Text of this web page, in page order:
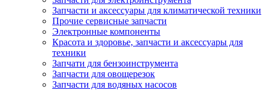
Запчасти и аксессуары для климатической техники
Прочие сервисные запчасти
Электронные компоненты
Красота и здоровье, запчасти и аксессуары для
техники
Запчати для бензоинструмента
Запчасти для овощерезок
Запчасти для водяных насосов